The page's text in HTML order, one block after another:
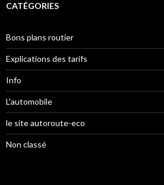
CATÉGORIES
Bons plans routier
Explications des tarifs
Info
L'automobile
le site autoroute-eco
Non classé